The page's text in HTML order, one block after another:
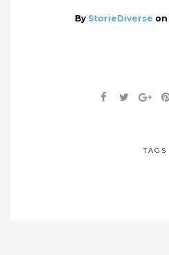
By StorieDiverse on
TAGS